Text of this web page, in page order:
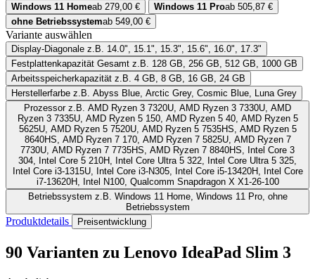
Windows 11 Homeab 279,00 € Windows 11 Proab 505,87 €
ohne Betriebssystemab 549,00 €
Variante auswählen
Display-Diagonale z.B. 14.0", 15.1", 15.3", 15.6", 16.0", 17.3"
Festplattenkapazität Gesamt z.B. 128 GB, 256 GB, 512 GB, 1000 GB
Arbeitsspeicherkapazität z.B. 4 GB, 8 GB, 16 GB, 24 GB
Herstellerfarbe z.B. Abyss Blue, Arctic Grey, Cosmic Blue, Luna Grey
Prozessorz.B. AMD Ryzen 3 7320U, AMD Ryzen 3 7330U, AMD
Ryzen 3 7335U, AMD Ryzen 5 150, AMD Ryzen 5 40, AMD Ryzen 5
5625U, AMD Ryzen 5 7520U, AMD Ryzen 5 7535HS, AMD Ryzen 5
8640HS, AMD Ryzen 7 170, AMD Ryzen 7 5825U, AMD Ryzen 7
7730U, AMD Ryzen 7 7735HS, AMD Ryzen 7 8840HS, Intel Core 3
304, Intel Core 5 210H, Intel Core Ultra 5 322, Intel Core Ultra 5 325,
Intel Core i3-1315U, Intel Core i3-N305, Intel Core i5-13420H, Intel Core
i7-13620H, Intel N100, Qualcomm Snapdragon X X1-26-100
Betriebssystem
Betriebssystem
Produktdetails Preisentwicklung
90 Varianten zu Lenovo IdeaPad Slim 3